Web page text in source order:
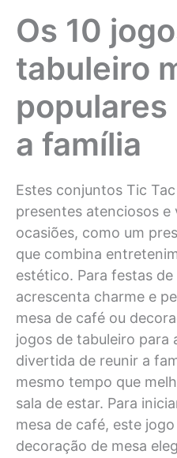
Os 10
tabuleiro
a família
Estes conjuntos Tic
presentes atenciosos e
ocasiões, como um
que combina
estético. Para festas
acrescenta charme e
mesa de café ou
jogos de tabuleiro para
divertida de reunir a
mesmo tempo que
sala de estar. Para
mesa de café, este
decoração de mesa